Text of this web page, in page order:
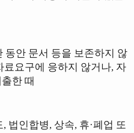
동안 문서 등을 보존하지 않
료요구에 응하지 않거나, 자
한 때
법인합병, 상속, 휴·폐업 또